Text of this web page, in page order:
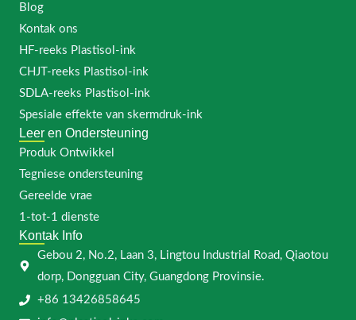
Blog
Kontak ons
HF-reeks Plastisol-ink
CHJT-reeks Plastisol-ink
SDLA-reeks Plastisol-ink
Spesiale effekte van skermdruk-ink
Leer en Ondersteuning
Produk Ontwikkel
Tegniese ondersteuning
Gereelde vrae
1-tot-1 dienste
Kontak Info
Gebou 2, No.2, Laan 3, Lingtou Industrial Road, Qiaotou
dorp, Dongguan City, Guangdong Provinsie.
+86 13426858645